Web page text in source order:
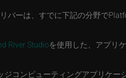
バーは、すでに下記の分野で
River Studioを使用した、アプリ
コンピューティングアプリケー